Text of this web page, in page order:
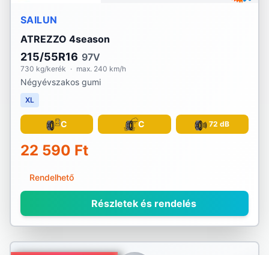
SAILUN
ATREZZO 4season
215/55R16 97V
730 kg/kerék · max. 240 km/h
Négyévszakos gumi
XL
C C 72 dB
22 590 Ft
Rendelhető
Részletek és rendelés